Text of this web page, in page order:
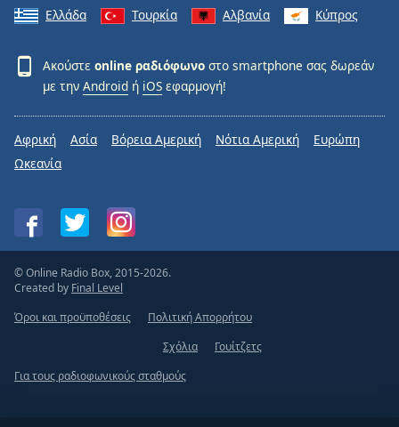
Ελλάδα
Τουρκία Αλβανία Κύπρος
Ακούστε online ραδιόφωνο στο smartphone σας δωρεάν
με την Android ή iOS εφαρμογή!
Αφρική Ασία Βόρεια Αμερική Νότια Αμερική
Ευρώπη
Ωκεανία
© Online Radio Box, 2015-2026.
Created by Final Level
Όροι και προϋποθέσεις
Πολιτική Απορρήτου
Σχόλια
Γουίτζετς
Για τους ραδιοφωνικούς σταθμούς